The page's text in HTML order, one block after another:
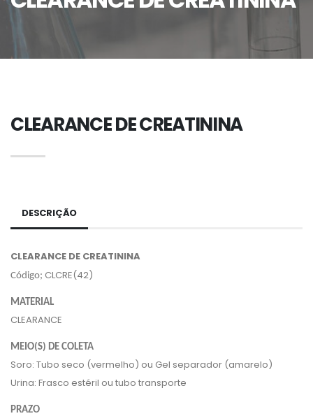
CLEARANCE DE CREATININA
DESCRIÇÃO
CLEARANCE DE CREATININA
Código; CLCRE(42)
MATERIAL
CLEARANCE
MEIO(S) DE COLETA
Soro: Tubo seco (vermelho) ou Gel separador (amarelo)
Urina: Frasco estéril ou tubo transporte
PRAZO